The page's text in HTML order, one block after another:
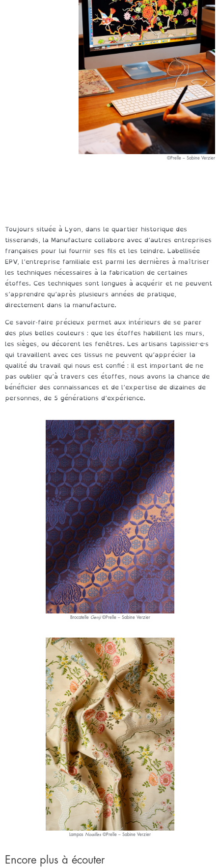
©Prelle – Sabine Verzier
Toujours située à Lyon, dans le quartier historique des
tisserands, la Manufacture collabore avec d’autres entreprises
françaises pour lui fournir ses fils et les teindre. Labellisée
EPV, l’entreprise familiale est parmi les dernières à maîtriser
les techniques nécessaires à la fabrication de certaines
étoffes. Ces techniques sont longues à acquérir et ne peuvent
s’apprendre qu’après plusieurs années de pratique,
directement dans la manufacture.
Ce savoir-faire précieux permet aux intérieurs de se parer
des plus belles couleurs : que les étoffes habillent les murs,
les sièges, ou décorent les fenêtres. Les artisans tapissier·e·s
qui travaillent avec ces tissus ne peuvent qu’apprécier la
qualité du travail qui nous est confié : il est important de ne
pas oublier qu’à travers ces étoffes, nous avons la chance de
bénéficier des connaissances et de l’expertise de dizaines de
personnes, de 5 générations d’expérience.
Brocatelle Genji©Prelle – Sabine Verzier
Lampas Noailles ©Prelle – Sabine Verzier
Encore plus à écouter